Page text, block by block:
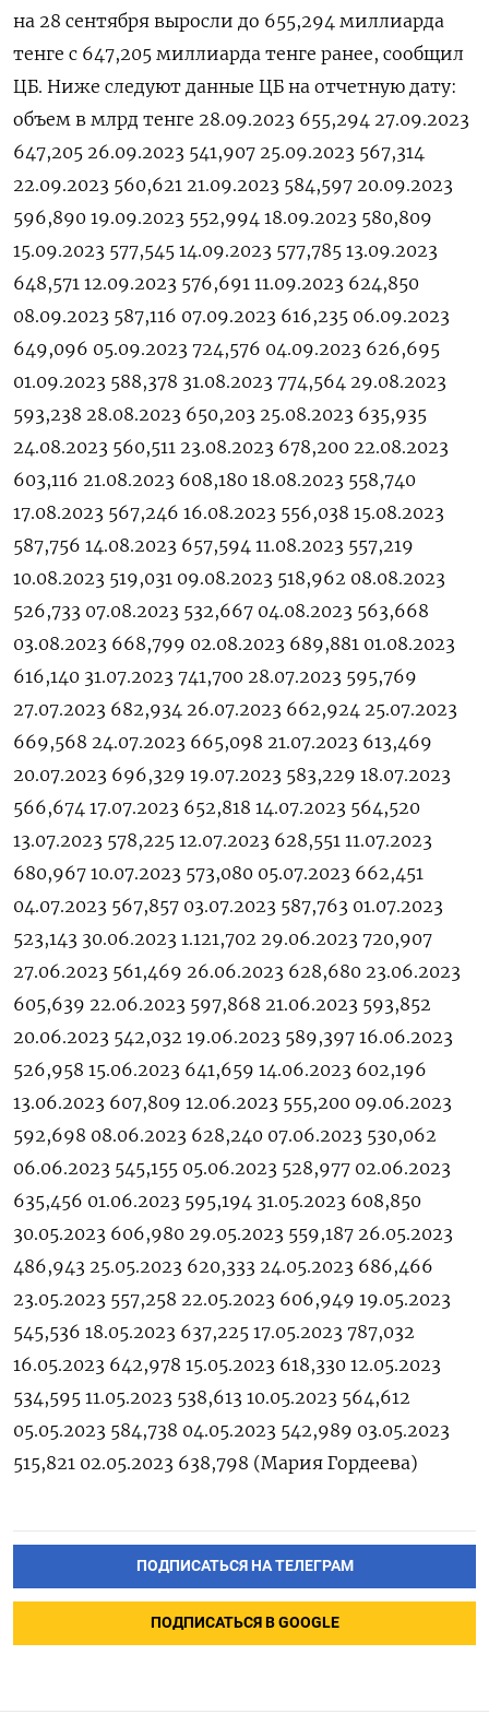
на 28 сентября выросли до 655,294 миллиарда
тенге с 647,205 миллиарда тенге ранее, сообщил
ЦБ. Ниже следуют данные ЦБ на отчетную дату:
объем в млрд тенге 28.09.2023 655,294 27.09.2023
647,205 26.09.2023 541,907 25.09.2023 567,314
22.09.2023 560,621 21.09.2023 584,597 20.09.2023
596,890 19.09.2023 552,994 18.09.2023 580,809
15.09.2023 577,545 14.09.2023 577,785 13.09.2023
648,571 12.09.2023 576,691 11.09.2023 624,850
08.09.2023 587,116 07.09.2023 616,235 06.09.2023
649,096 05.09.2023 724,576 04.09.2023 626,695
01.09.2023 588,378 31.08.2023 774,564 29.08.2023
593,238 28.08.2023 650,203 25.08.2023 635,935
24.08.2023 560,511 23.08.2023 678,200 22.08.2023
603,116 21.08.2023 608,180 18.08.2023 558,740
17.08.2023 567,246 16.08.2023 556,038 15.08.2023
587,756 14.08.2023 657,594 11.08.2023 557,219
10.08.2023 519,031 09.08.2023 518,962 08.08.2023
526,733 07.08.2023 532,667 04.08.2023 563,668
03.08.2023 668,799 02.08.2023 689,881 01.08.2023
616,140 31.07.2023 741,700 28.07.2023 595,769
27.07.2023 682,934 26.07.2023 662,924 25.07.2023
669,568 24.07.2023 665,098 21.07.2023 613,469
20.07.2023 696,329 19.07.2023 583,229 18.07.2023
566,674 17.07.2023 652,818 14.07.2023 564,520
13.07.2023 578,225 12.07.2023 628,551 11.07.2023
680,967 10.07.2023 573,080 05.07.2023 662,451
04.07.2023 567,857 03.07.2023 587,763 01.07.2023
523,143 30.06.2023 1.121,702 29.06.2023 720,907
27.06.2023 561,469 26.06.2023 628,680 23.06.2023
605,639 22.06.2023 597,868 21.06.2023 593,852
20.06.2023 542,032 19.06.2023 589,397 16.06.2023
526,958 15.06.2023 641,659 14.06.2023 602,196
13.06.2023 607,809 12.06.2023 555,200 09.06.2023
592,698 08.06.2023 628,240 07.06.2023 530,062
06.06.2023 545,155 05.06.2023 528,977 02.06.2023
635,456 01.06.2023 595,194 31.05.2023 608,850
30.05.2023 606,980 29.05.2023 559,187 26.05.2023
486,943 25.05.2023 620,333 24.05.2023 686,466
23.05.2023 557,258 22.05.2023 606,949 19.05.2023
545,536 18.05.2023 637,225 17.05.2023 787,032
16.05.2023 642,978 15.05.2023 618,330 12.05.2023
534,595 11.05.2023 538,613 10.05.2023 564,612
05.05.2023 584,738 04.05.2023 542,989 03.05.2023
515,821 02.05.2023 638,798 (Мария Гордеева)
ПОДПИСАТЬСЯ НА ТЕЛЕГРАМ
ПОДПИСАТЬСЯ В GOOGLE